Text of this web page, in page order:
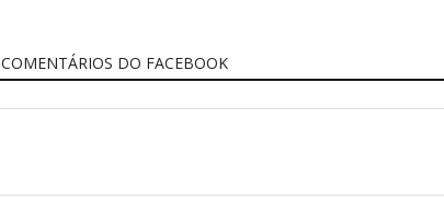
COMENTÁRIOS DO FACEBOOK